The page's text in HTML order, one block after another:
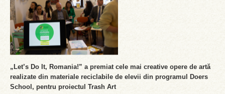
„Let’s Do It, Romania!” a premiat cele mai creative opere de artă
realizate din materiale reciclabile de elevii din programul Doers
School, pentru proiectul Trash Art